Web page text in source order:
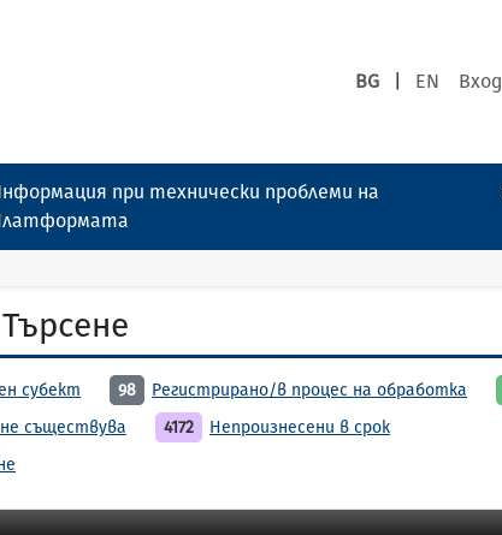
BG EN Вход
при технически проблеми на
Търсене
субект 98 Регистрирано/в процес на обработка
съществува 4172
Непроизнесени в срок